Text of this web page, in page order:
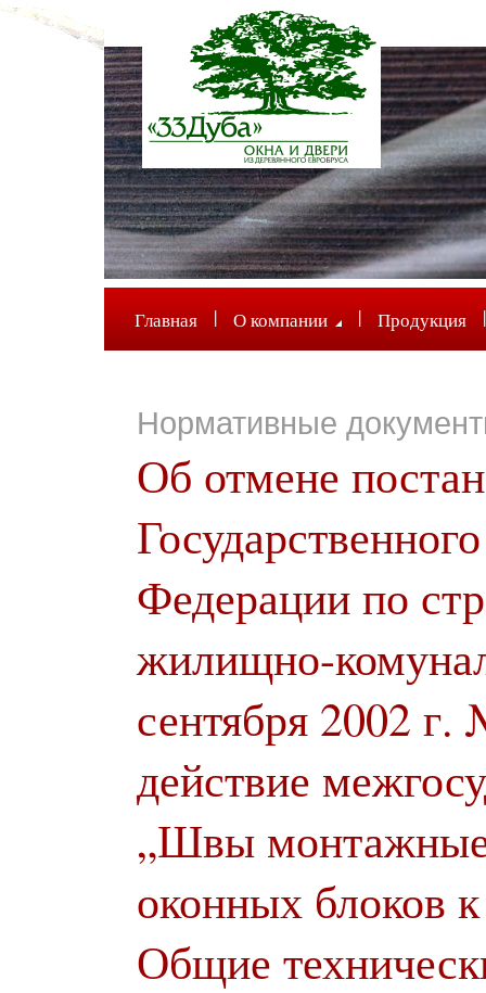
Главная | О компании | Продукция |
Нормативные
Об отмене
Федерации по
жилищно-
сентября 2002
действие
„Швы
оконных блоков
Общие